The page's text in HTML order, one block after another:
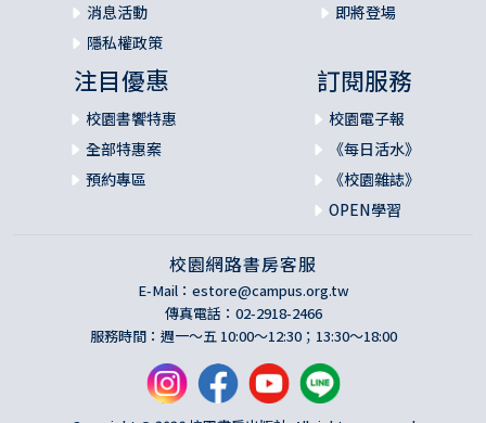
消息活動
隱私權政策
即將登場
注目優惠
校園書饗特惠
全部特惠案
預約專區
訂閱服務
校園電子報
《每日活水》
《校園雜誌》
OPEN學習
校園網路書房客服
E-Mail： estore@campus.org.tw
傳真電話：02-2918-2466
服務時間：週一～五 10:00～12:30；13:30～18:00